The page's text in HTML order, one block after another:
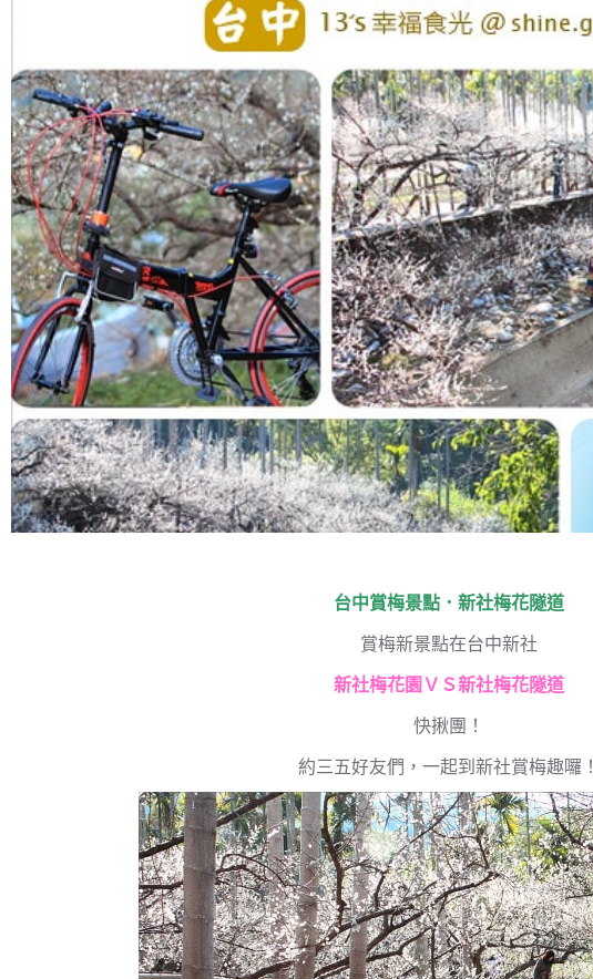
台中賞梅景點．新社梅花隧道
賞梅新景點在台中新社
新社梅花園ＶＳ新社梅花隧道
快揪團！
約三五好友們，一起到新社賞梅趣囉！